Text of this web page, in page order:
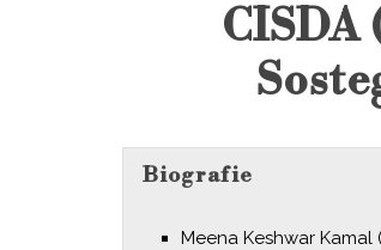
Biografie
Meena Keshwar